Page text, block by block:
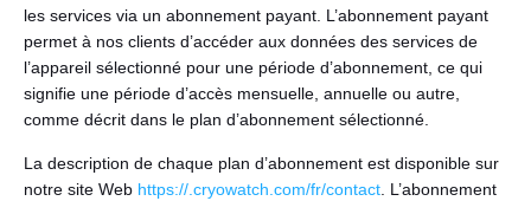
les services via un abonnement payant. L’abonnement payant
permet à nos clients d’accéder aux données des services de
l’appareil sélectionné pour une période d’abonnement, ce qui
signifie une période d’accès mensuelle, annuelle ou autre,
comme décrit dans le plan d’abonnement sélectionné.
La description de chaque plan d’abonnement est disponible sur
notre site Web https://.cryowatch.com/fr/contact . L’abonnement